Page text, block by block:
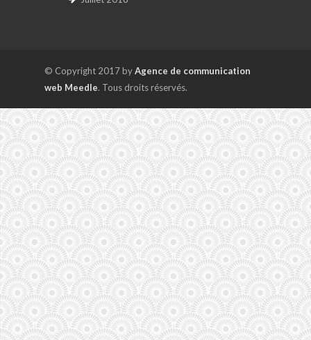
© Copyright 2017 byAgence de communication
web Meedle. Tous droits réservés.